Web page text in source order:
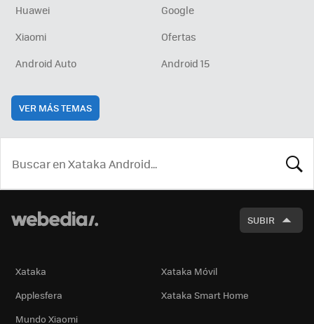
Huawei
Google
Xiaomi
Ofertas
Android Auto
Android 15
VER MÁS TEMAS
SUBIR
Xataka
Xataka Móvil
Applesfera
Xataka Smart Home
Mundo Xiaomi